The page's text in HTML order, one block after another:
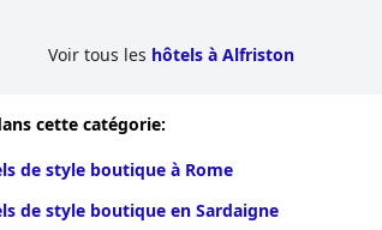
Voir tous les hôtels à Alfriston
cette catégorie:
de style boutique à Rome
de style boutique en Sardaigne